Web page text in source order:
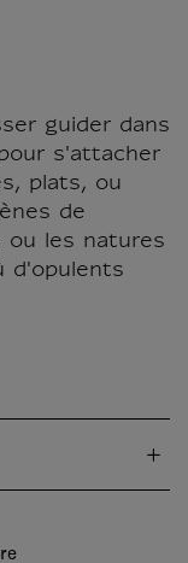
guider dans
s'attacher
plats, ou
de
ou les natures
d'opulents